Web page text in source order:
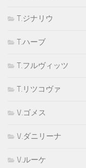
T.ジナリウ
T.ハーブ
T.フルヴィッツ
T.リツコヴァ
V.ゴメス
V.ダニリーナ
V.ルーケ